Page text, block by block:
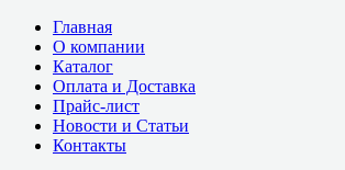
Главная
О компании
Каталог
Оплата и Доставка
Прайс-лист
Новости и Статьи
Контакты